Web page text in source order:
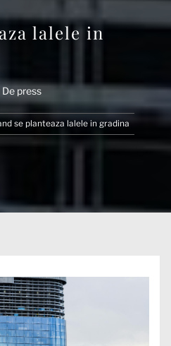
lalele in
De press
se planteaza lalele in gradina